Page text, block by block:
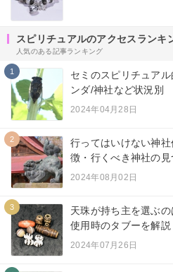
スピリチュアルのアクセスランキ
人気のある記事ランキング
1
セミのスピリチュア
ンダ/神社など状況別
2024年04月28日
2
行ってはいけない神
徴・行くべき神社の見
2024年08月02日
3
天珠が持ち主を選ぶ
使用時のタブーを解説
2024年07月26日